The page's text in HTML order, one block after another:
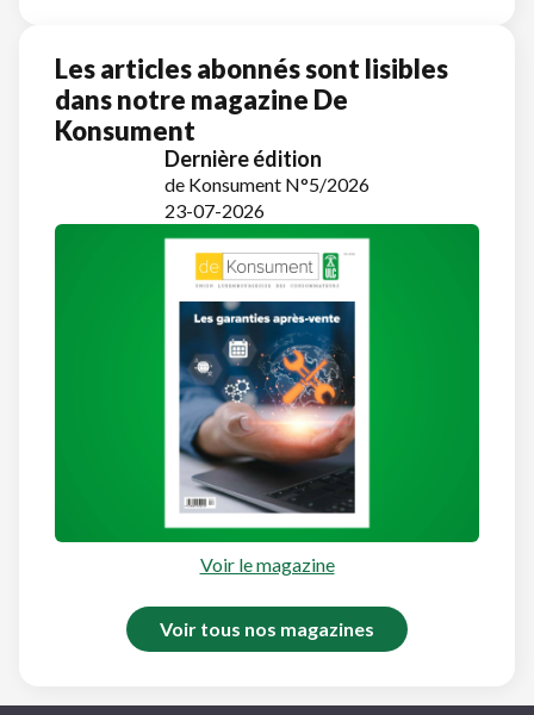
Les articles abonnés sont lisibles
dans notre magazine De
Konsument
Dernière édition
de Konsument N°5/2026
23-07-2026
Voir le magazine
Voir tous nos magazines